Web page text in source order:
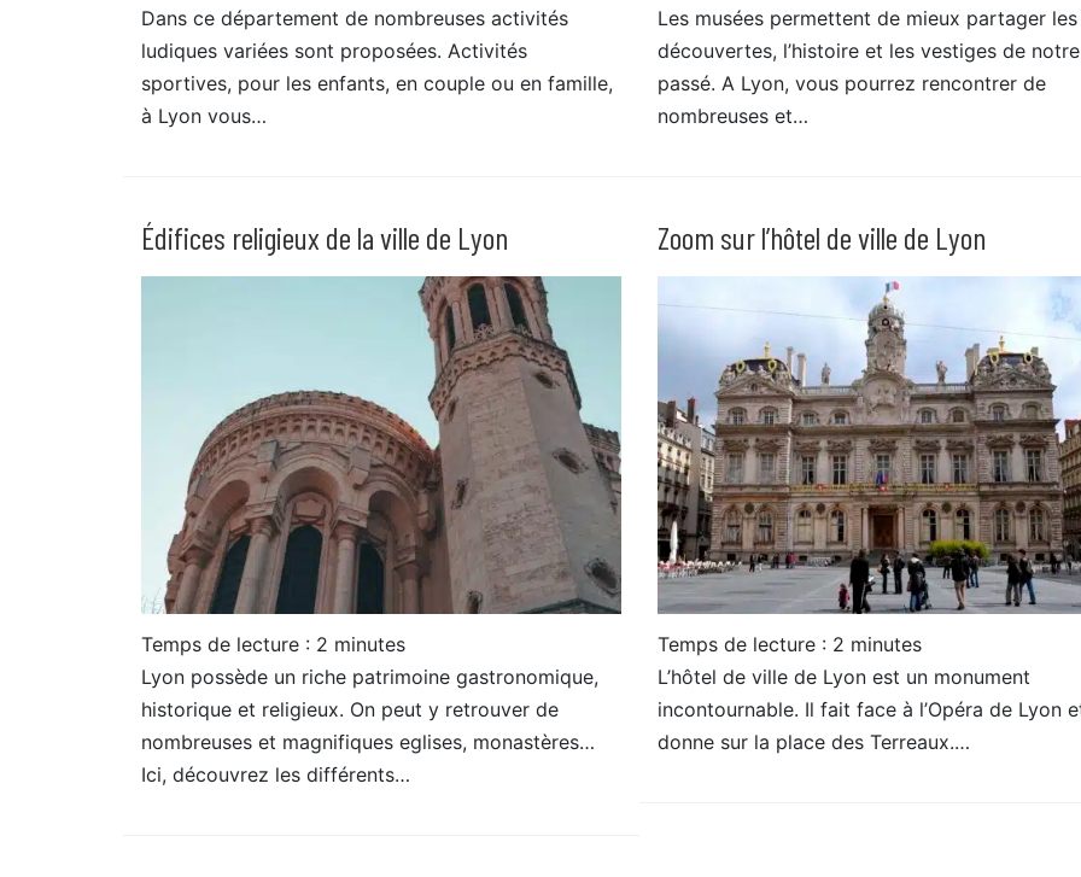
Dans ce département de nombreuses activités
ludiques variées sont proposées. Activités
sportives, pour les enfants, en couple ou en famille,
à Lyon vous…
Les musées permettent de mieux partager les
découvertes, l’histoire et les vestiges de notre
passé. A Lyon, vous pourrez rencontrer de
nombreuses et…
Édifices religieux de la ville de Lyon
Temps de lecture : 2 minutes
Lyon possède un riche patrimoine gastronomique,
historique et religieux. On peut y retrouver de
nombreuses et magnifiques eglises, monastères…
Ici, découvrez les différents…
Zoom sur l’hôtel de ville de Lyon
Temps de lecture : 2 minutes
L’hôtel de ville de Lyon est un monument
incontournable. Il fait face à l’Opéra de Lyon
donne sur la place des Terreaux.…